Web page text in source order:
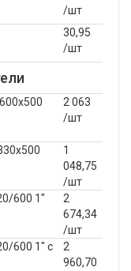
/шт
30,95
/шт
2 063
/шт
1
048,75
/шт
600 1"
2
674,34
/шт
600 1" с
2
960,70